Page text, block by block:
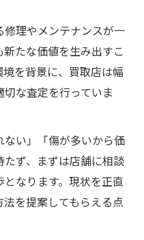
理やメンテナンスが一
たな価値を生み出すこ
を背景に、買取店は幅
な査定を行っていま
い」「傷が多いから価
ず、まずは店舗に相談
なります。現状を正直
を提案してもらえる点